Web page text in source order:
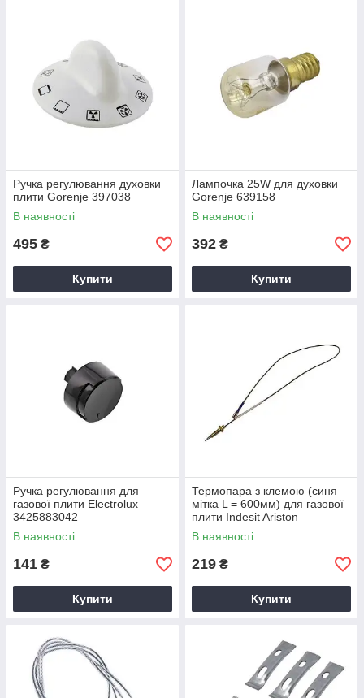
Ручка регулювання духовки
плити Gorenje 397038
В наявності
495 ₴
Купити
Лампочка 25W для духовки
Gorenje 639158
В наявності
392 ₴
Купити
Ручка регулювання для
газової плити Electrolux
3425883042
В наявності
141 ₴
Купити
Термопара з клемою (синя
мітка L = 600мм) для газової
плити Indesit Ariston
C00052986
В наявності
219 ₴
Купити